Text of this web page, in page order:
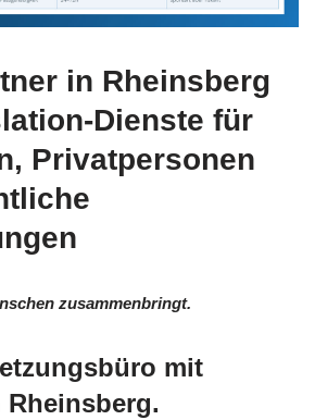
in Rheinsberg
Dienste für
Privatpersonen
zusammenbringt.
mit